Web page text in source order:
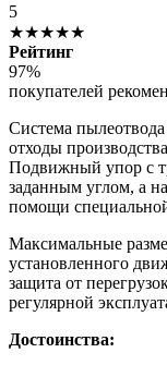
5
★★★★★
Рейтинг
97%
покупателей
Система
отходы
Подвижный упор с
заданным углом, а
помощи
Максимальные
установленного
защита от
регулярной
Достоинства: